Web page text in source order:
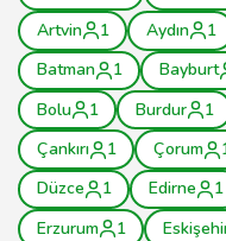
Artvin
1 Aydın 1
Batman
1 Bayburt
Bolu
1 Burdur 1
Çankırı
1 Çorum
Düzce
1 Edirne 1
Erzurum
1